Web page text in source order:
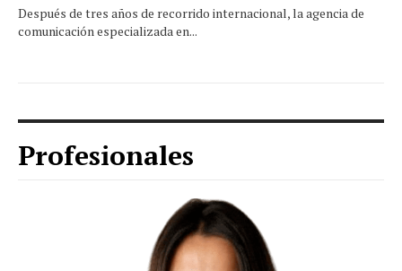
Después de tres años de recorrido internacional, la agencia de
comunicación especializada en...
Profesionales